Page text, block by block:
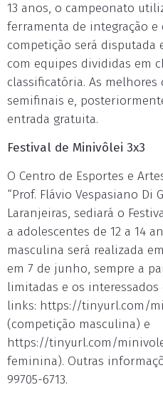
13 anos, o campeonato
ferramenta de integração
competição será disputada
com equipes divididas em
classificatória. As melhores
semifinais e,
entrada gratuita.
Festival de Minivôlei 3x3
O Centro de Esportes e
“Prof. Flávio Vespasiano Di
Laranjeiras, sediará o
a adolescentes de 12 a 14
masculina será realizada
em 7 de junho, sempre a
limitadas e os
links: https://tinyurl.com/
(competição masculina) e
https://tinyurl.com/
feminina). Outras
99705-6713.